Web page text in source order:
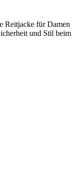
Reitjacke für Damen
und Stil beim